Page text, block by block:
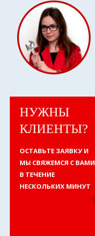
НУЖНЫ
КЛИЕНТЫ?
ОСТАВЬТЕ ЗАЯВКУ И
МЫ СВЯЖЕМСЯ С ВАМИ
В ТЕЧЕНИЕ
НЕСКОЛЬКИХ МИНУТ